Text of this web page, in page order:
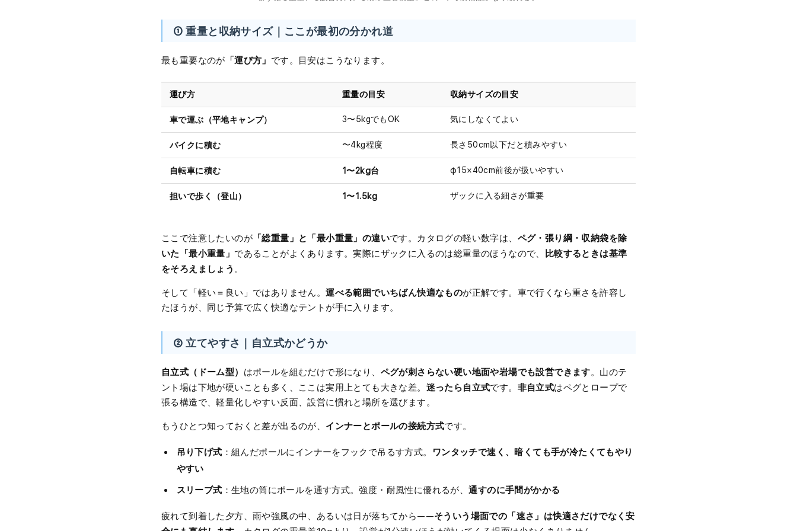
① 重量と収納サイズ｜ここが最初の分かれ道
最も重要なのが 「運び方」 です。目安はこうなります。
運び方 重量の目安 収納サイズの目安
車で運ぶ（平地キャンプ） 3〜5kgでもOK 気にしなくてよい
バイクに積む 〜4kg程度 長さ50cm以下だと積みやすい
自転車に積む 1〜2kg台 φ15×40cm前後が扱いやすい
担いで歩く（登山） 1〜1.5kg ザックに入る細さが重要
ここで注意したいのが 「総重量」と「最小重量」の違いです。カタログの軽い数字は、 ペグ・張り綱・収納袋を除
いた「最小重量」 であることがよくあります。実際にザックに入るのは総重量のほうなので、 比較するときは基準
をそろえましょう 。
そして「軽い＝良い」ではありません。運べる範囲でいちばん快適なものが正解です。車で行くなら重さを許容し
たほうが、同じ予算で広く快適なテントが手に入ります。
② 立てやすさ｜自立式かどうか
自立式（ドーム型） はポールを組むだけで形になり、 ペグが刺さらない硬い地面や岩場でも設営できます。山のテ
ント場は下地が硬いことも多く、ここは実用上とても大きな差。 迷ったら自立式です。 非自立式はペグとロープで
張る構造で、軽量化しやすい反面、設営に慣れと場所を選びます。
もうひとつ知っておくと差が出るのが、 インナーとポールの接続方式です。
吊り下げ式 ：組んだポールにインナーをフックで吊るす方式。
ワンタッチで速く、暗くても手が冷たくてもやり
やすい
スリーブ式 ：生地の筒にポールを通す方式。強度・耐風性に優れるが、通すのに手間がかかる
疲れて到着した夕方、雨や強風の中、あるいは日が落ちてから——そういう場面での「速さ」は快適さだけでなく安